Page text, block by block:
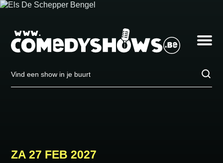
een
show
ZA 27 FEB 2027
Els
op
zaterdag
27
in